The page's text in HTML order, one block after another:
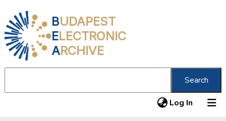
BUDAPEST
ELECTRONIC
ARCHIVE
Search
Log In (current)